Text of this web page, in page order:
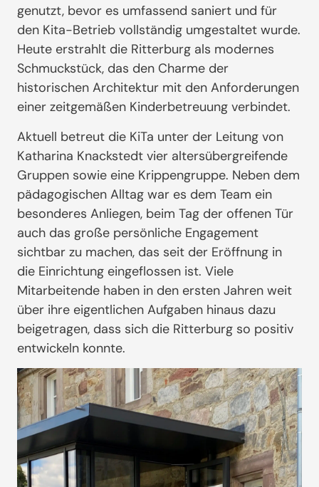
genutzt, bevor es umfassend saniert und für
den Kita-Betrieb vollständig umgestaltet wurde.
Heute erstrahlt die Ritterburg als modernes
Schmuckstück, das den Charme der
historischen Architektur mit den Anforderungen
einer zeitgemäßen Kinderbetreuung verbindet.
Aktuell betreut die KiTa unter der Leitung von
Katharina Knackstedt vier altersübergreifende
Gruppen sowie eine Krippengruppe. Neben dem
pädagogischen Alltag war es dem Team ein
besonderes Anliegen, beim Tag der offenen Tür
auch das große persönliche Engagement
sichtbar zu machen, das seit der Eröffnung in
die Einrichtung eingeflossen ist. Viele
Mitarbeitende haben in den ersten Jahren weit
über ihre eigentlichen Aufgaben hinaus dazu
beigetragen, dass sich die Ritterburg so positiv
entwickeln konnte.